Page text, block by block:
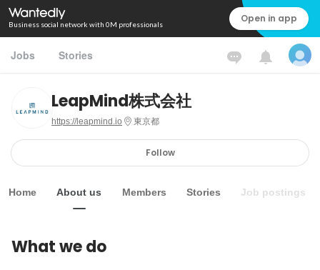
Business social network with 0M professionals Open in app
Jobs Stories
LeapMind株式会社
https://leapmind.io 東京都
Follow
Home About us Members Stories Job postings
What we do